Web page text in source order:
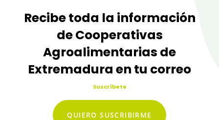
Recibe toda la información
de Cooperativas
Agroalimentarias de
Extremadura en tu correo
Suscríbete
QUIERO SUSCRIBIRME